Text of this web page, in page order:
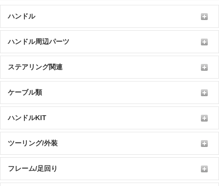
ハンドル
ハンドル周辺パーツ
ステアリング関連
ケーブル類
ハンドルKIT
ツーリング/外装
フレーム/足回り